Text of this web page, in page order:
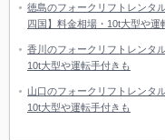
徳島のフォークリフトレンタ
四国】料金相場・10t大型や運
香川のフォークリフトレンタ
10t大型や運転手付きも
山口のフォークリフトレンタ
10t大型や運転手付きも